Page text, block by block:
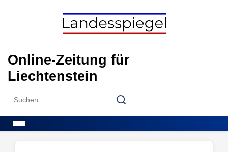
Online-Zeitung für
Liechtenstein
Search
Search